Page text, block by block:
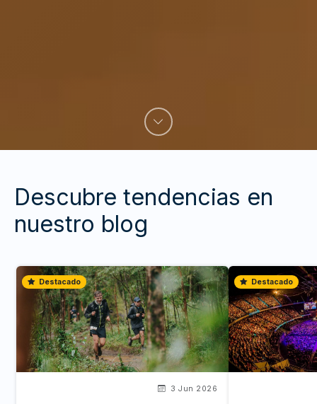
Descubre tendencias en
nuestro blog
Destacado
3 Jun 2026
Destacado